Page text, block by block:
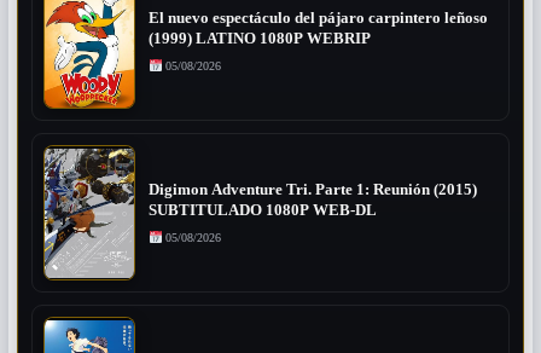
El nuevo espectáculo del pájaro carpintero leñoso
(1999) LATINO 1080P WEBRIP
05/08/2026
Digimon Adventure Tri. Parte 1: Reunión (2015)
SUBTITULADO 1080P WEB-DL
05/08/2026